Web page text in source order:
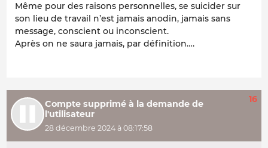
Même pour des raisons personnelles, se suicider sur
son lieu de travail n’est jamais anodin, jamais sans
message, conscient ou inconscient.
Après on ne saura jamais, par définition….
Compte supprimé à la demande de
l'utilisateur
28 décembre 2024 à 08:17:58
16